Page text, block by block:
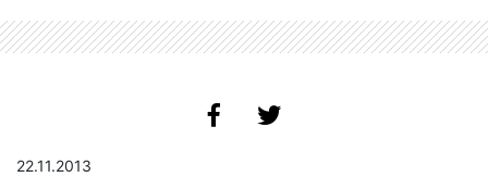
22.11.2013